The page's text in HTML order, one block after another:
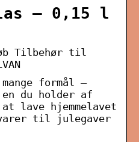
– 0,15 l
Tilbehør til
formål –
du holder af
lave hjemmelavet
til julegaver